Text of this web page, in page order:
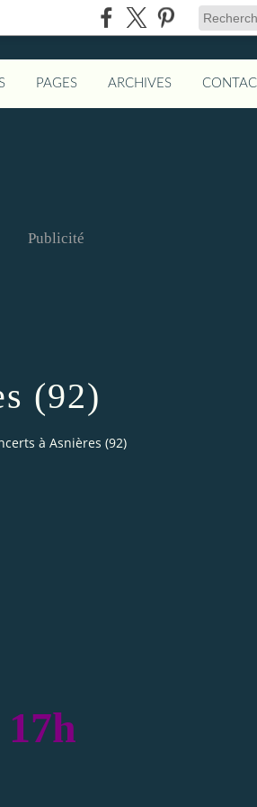
PAGES ARCHIVES
Publicité
(92)
à Asnières (92)